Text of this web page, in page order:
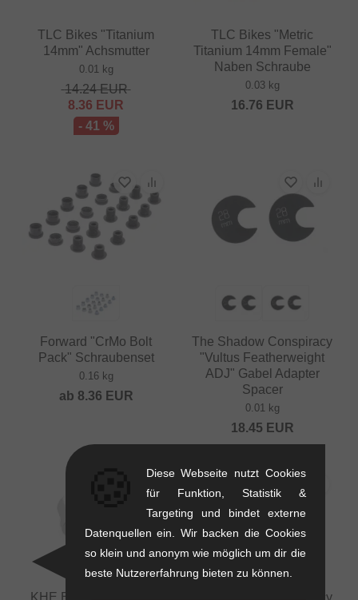
TLC Bikes "Titanium
14mm" Achsmutter
0.01 kg
14.24EUR
8.36 EUR
- 41 %
TLC Bikes "Metric
Titanium 14mm Female"
Naben Schraube
0.03 kg
16.76 EUR
Forward "CrMo Bolt
Pack" Schraubenset
0.16 kg
ab 8.36 EUR
The Shadow Conspiracy
"Vultus Featherweight
ADJ" Gabel Adapter
Spacer
0.01 kg
18.45 EUR
KHE Bikes "Aluminium
The Shadow Conspiracy
Diese Webseite nutzt Cookies
für Funktion, Statistik &
Targeting und bindet externe
Datenquellen ein. Wir backen die Cookies
so klein und anonym wie möglich um dir die
beste Nutzererfahrung bieten zu können.